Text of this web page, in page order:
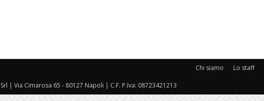
Chi siamo Lo staff
| Via Cimarosa 65 - 80127 Napoli | C.F. P.Iva: 08723421213